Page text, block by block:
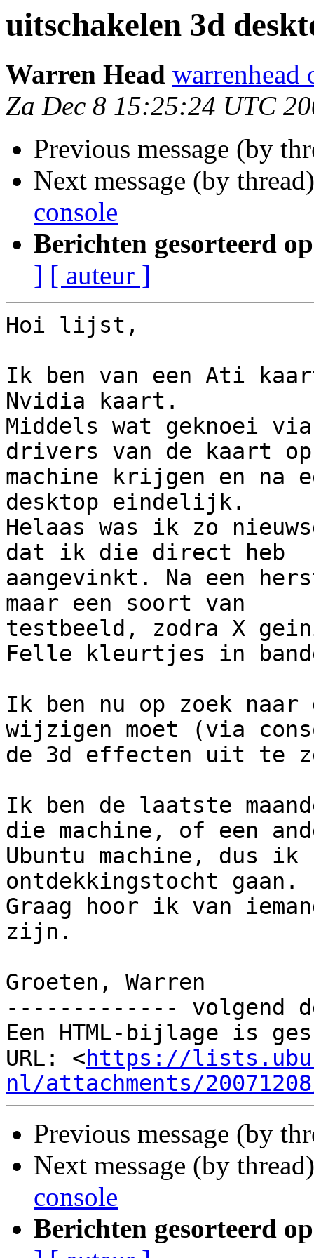
uitschakelen 3d
Warren Head warrenhead
Za Dec 8 15:25:24 UTC
Previous message (by
Next message (by
console
Berichten gesorteerd
] [ auteur ]
Hoi lijst,
Ik ben van een Ati
Nvidia kaart.
Middels wat geknoei
drivers van de kaart
machine krijgen en na
desktop eindelijk.
Helaas was ik zo
dat ik die direct heb
aangevinkt. Na een
maar een soort van
testbeeld, zodra X
Felle kleurtjes in
Ik ben nu op zoek
wijzigen moet (via
de 3d effecten uit te
Ik ben de laatste
die machine, of een
Ubuntu machine, dus
ontdekkingstocht gaan.
Graag hoor ik van
zijn.
Groeten, Warren
------------- volgend
Een HTML-bijlage is
URL: <https://
nl/attachments/
Previous message (by
Next message (by
console
Berichten gesorteerd